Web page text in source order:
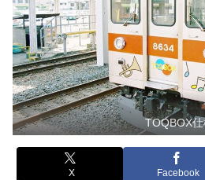
TOQBOX
X Facebook